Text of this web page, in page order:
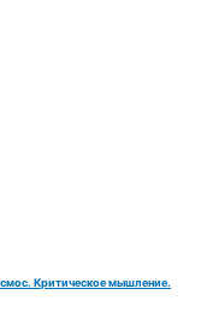
Критическое мышление.